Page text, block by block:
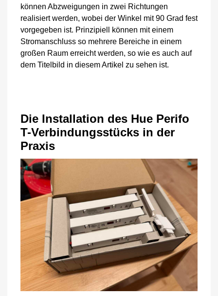
können Abzweigungen in zwei Richtungen
realisiert werden, wobei der Winkel mit 90 Grad fest
vorgegeben ist. Prinzipiell können mit einem
Stromanschluss so mehrere Bereiche in einem
großen Raum erreicht werden, so wie es auch auf
dem Titelbild in diesem Artikel zu sehen ist.
Die Installation des Hue Perifo
T-Verbindungsstücks in der
Praxis